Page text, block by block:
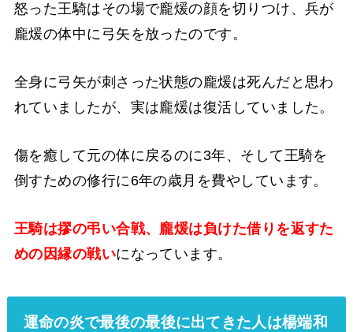
怒った王騎はその場で龐煖の顔を切りつけ、兵が
龐煖の体中に弓矢を放ったのです。
全身に弓矢が刺さった状態の龐煖は死んだと思わ
れていましたが、実は龐煖は復活していました。
傷を癒して元の体に戻るのに3年、そして王騎を
倒すための修行に6年の歳月を費やしています。
王騎は摎の弔い合戦、龐煖は負けた借りを返すた
めの因縁の戦いになっています。
運命の炎で最後の最後に出てきた人は楊端和